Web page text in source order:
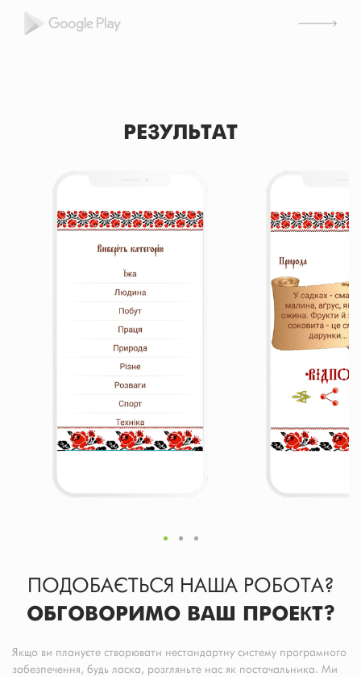
РЕЗУЛЬТАТ
ПОДОБАЄТЬСЯ НАША РОБОТА?
ОБГОВОРИМО ВАШ ПРОЕКТ?
Якщо ви плануєте створювати нестандартну систему програмного
забезпечення, будь ласка, розгляньте нас як постачальника. Ми